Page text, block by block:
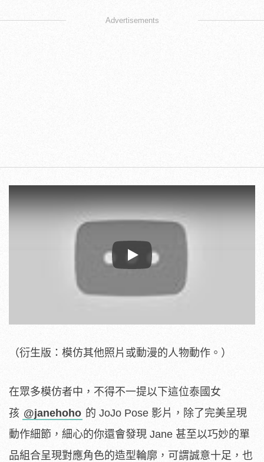
Advertisements
Play
（衍生版：模仿其他照片或動漫的人物動作。）
在眾多模仿者中，不得不一提以下這位泰國女
孩 @janehoho 的 JoJo Pose 影片，除了完美呈現
動作細節，細心的你還會發現 Jane 甚至以巧妙的單
品組合呈現對應角色的造型輪廓，可謂誠意十足，也